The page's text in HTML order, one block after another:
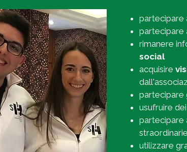
partecipare
partecipare
rimanere
social
acquisire
partecipare
usufruire dei
partecipare
straordinarie
utilizzare